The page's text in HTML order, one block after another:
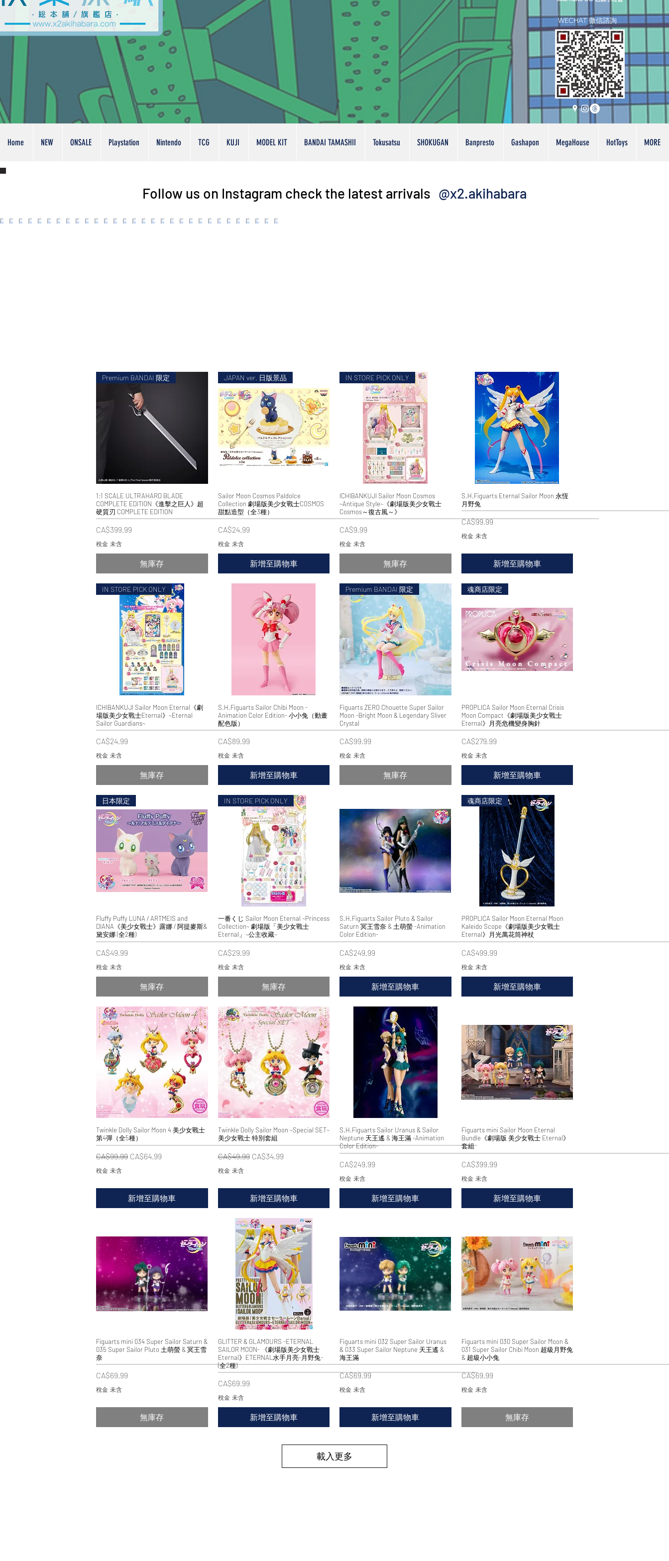
WECHAT 微信諮詢
Home NEW ONSALE Playstation Nintendo TCG KUJI MODEL KIT BANDAI TAMASHII Tokusatsu SHOKUGAN Banpresto Gashapon MegaHouse HotToys MORE
Follow us on Instagram check the latest arrivals @x2.akihabara
快速瀏覽
Premium BANDAI 限定
1:1 SCALE ULTRAHARD BLADE
COMPLETE EDITION《進擊之巨人》超
硬質刃 COMPLETE EDITION
價格
CA$399.99
稅金 未含
無庫存
快速瀏覽
JAPAN ver. 日版景品
Sailor Moon Cosmos Paldolce
Collection 劇場版美少女戰士COSMOS
甜點造型（全3種）
價格
CA$24.99
稅金 未含
新增至購物車
快速瀏覽
IN STORE PICK ONLY
ICHIBANKUJI Sailor Moon Cosmos
~Antique Style~《劇場版美少女戰士
Cosmos～復古風～》
價格
CA$9.99
稅金 未含
無庫存
快速瀏覽
S.H.Figuarts Eternal Sailor Moon 永恆
月野兔
價格
CA$99.99
稅金 未含
新增至購物車
快速瀏覽
IN STORE PICK ONLY
ICHIBANKUJI Sailor Moon Eternal《劇
場版美少女戰士Eternal》~Eternal
Sailor Guardians~
價格
CA$24.99
稅金 未含
無庫存
快速瀏覽
S.H.Figuarts Sailor Chibi Moon -
Animation Color Edition- 小小兔（動畫
配色版）
價格
CA$89.99
稅金 未含
新增至購物車
快速瀏覽
Premium BANDAI 限定
Figuarts ZERO Chouette Super Sailor
Moon -Bright Moon & Legendary Sliver
Crystal
價格
CA$99.99
稅金 未含
無庫存
快速瀏覽
魂商店限定
PROPLICA Sailor Moon Eternal Crisis
Moon Compact《劇場版美少女戰士
Eternal》月亮危機變身胸針
價格
CA$279.99
稅金 未含
新增至購物車
快速瀏覽
日本限定
Fluffy Puffy LUNA / ARTMEIS and
DIANA《美少女戰士》露娜 / 阿提麥斯&
黛安娜 (全2種)
價格
CA$49.99
稅金 未含
無庫存
快速瀏覽
IN STORE PICK ONLY
一番くじ Sailor Moon Eternal ~Princess
Collection~ 劇場版「美少女戰士
Eternal」~公主收藏~
價格
CA$29.99
稅金 未含
無庫存
快速瀏覽
S.H.Figuarts Sailor Pluto & Sailor
Saturn 冥王雪奈 & 土萌螢 -Animation
Color Edition-
價格
CA$249.99
稅金 未含
新增至購物車
快速瀏覽
魂商店限定
PROPLICA Sailor Moon Eternal Moon
Kaleido Scope《劇場版美少女戰士
Eternal》月光萬花筒神杖
價格
CA$499.99
稅金 未含
新增至購物車
快速瀏覽
Twinkle Dolly Sailor Moon 4 美少女戰士
第4彈（全5種）
一般價格
CA$99.99 促銷價格
CA$64.99
稅金 未含
新增至購物車
快速瀏覽
Twinkle Dolly Sailor Moon ~Special SET~
美少女戰士 特別套組
一般價格
CA$49.99 促銷價格
CA$34.99
稅金 未含
新增至購物車
快速瀏覽
S.H.Figuarts Sailor Uranus & Sailor
Neptune 天王遙 & 海王滿 -Animation
Color Edition-
價格
CA$249.99
稅金 未含
新增至購物車
快速瀏覽
Figuarts mini Sailor Moon Eternal
Bundle《劇場版 美少女戰士 Eternal》
套組
價格
CA$399.99
稅金 未含
新增至購物車
快速瀏覽
Figuarts mini 034 Super Sailor Saturn &
035 Super Sailor Pluto 土萌螢 & 冥王雪
奈
價格
CA$69.99
稅金 未含
無庫存
快速瀏覽
GLITTER & GLAMOURS -ETERNAL
SAILOR MOON- 《劇場版美少女戰士
Eternal》ETERNAL水手月亮-月野兔-
(全2種)
價格
CA$69.99
稅金 未含
新增至購物車
快速瀏覽
Figuarts mini 032 Super Sailor Uranus
& 033 Super Sailor Neptune 天王遙 &
海王滿
價格
CA$69.99
稅金 未含
新增至購物車
快速瀏覽
Figuarts mini 030 Super Sailor Moon &
031 Super Sailor Chibi Moon 超級月野兔
& 超級小小兔
價格
CA$69.99
稅金 未含
無庫存
載入更多